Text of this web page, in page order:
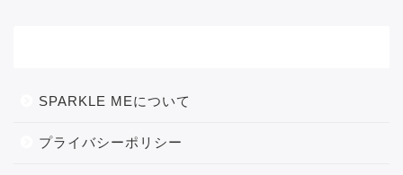
SPARKLE MEについて
プライバシーポリシー